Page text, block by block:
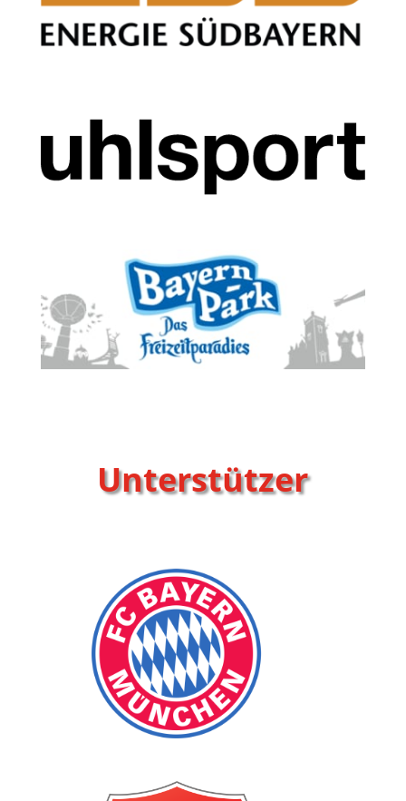
Unterstützer